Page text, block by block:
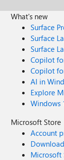
What's new
Surface
Surface
Surface
Copilot
Copilot
AI in
Explore
Windows
Microsoft Store
Account
Microsoft